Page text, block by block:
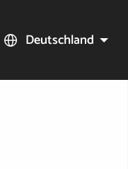
Deutschland